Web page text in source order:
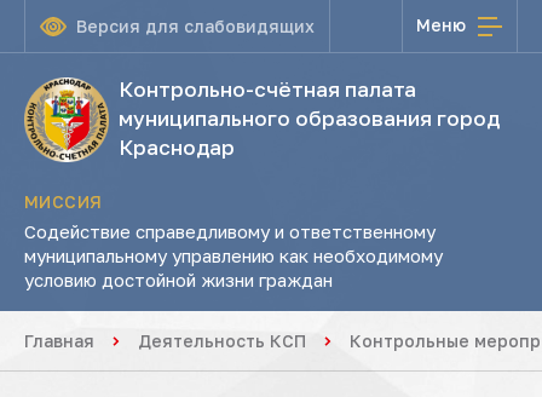
Версия для слабовидящих Меню
Контрольно-счётная палата
муниципального образования город
Краснодар
МИССИЯ
Содействие справедливому и ответственному
муниципальному управлению как необходимому
условию достойной жизни граждан
Главная Деятельность КСП Контрольные